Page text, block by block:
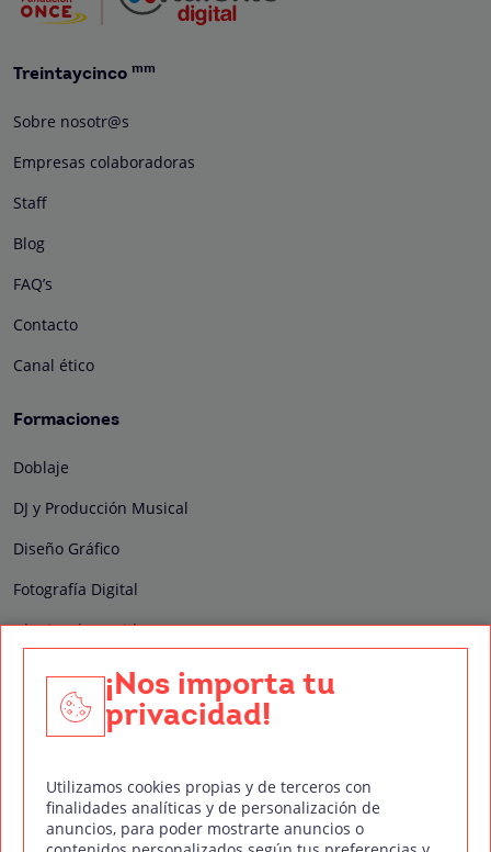
Treintaycinco mm
Sobre nosotr@s
Empresas colaboradoras
Staff
Blog
FAQ’s
Contacto
Canal ético
Formaciones
Doblaje
DJ y Producción Musical
Diseño Gráfico
Fotografía Digital
Técnico de Sonido
Edición y Postproducción de Vídeo
Nuestros sellos de calidad
¡Nos importa tu
privacidad!
Utilizamos cookies propias y de terceros con
finalidades analíticas y de personalización de
anuncios, para poder mostrarte anuncios o